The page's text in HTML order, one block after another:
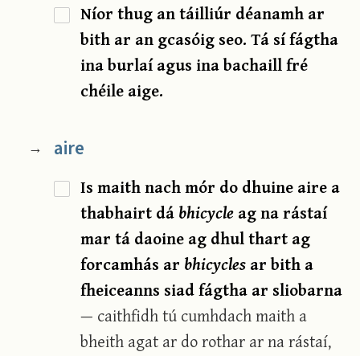
Níor thug an táilliúr déanamh ar
bith ar an gcasóig seo. Tá sí fágtha
ina burlaí agus ina bachaill fré
chéile aige.
→ aire
Is maith nach mór do dhuine aire a
thabhairt dábhicycleag na rástaí
mar tá daoine ag dhul thart ag
forcamhás ar bhicyclesar bith a
fheiceanns siad fágtha ar sliobarna
— caithfidh tú cumhdach maith a
bheith agat ar do rothar ar na rástaí,